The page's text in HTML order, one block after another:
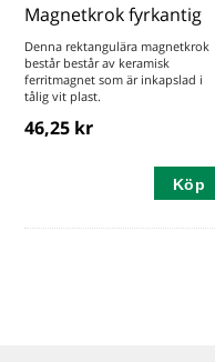
Magnetkrok fyrkantig
Denna rektangulära magnetkrok
består består av keramisk
ferritmagnet som är inkapslad i
tålig vit plast.
46,25 kr
Köp